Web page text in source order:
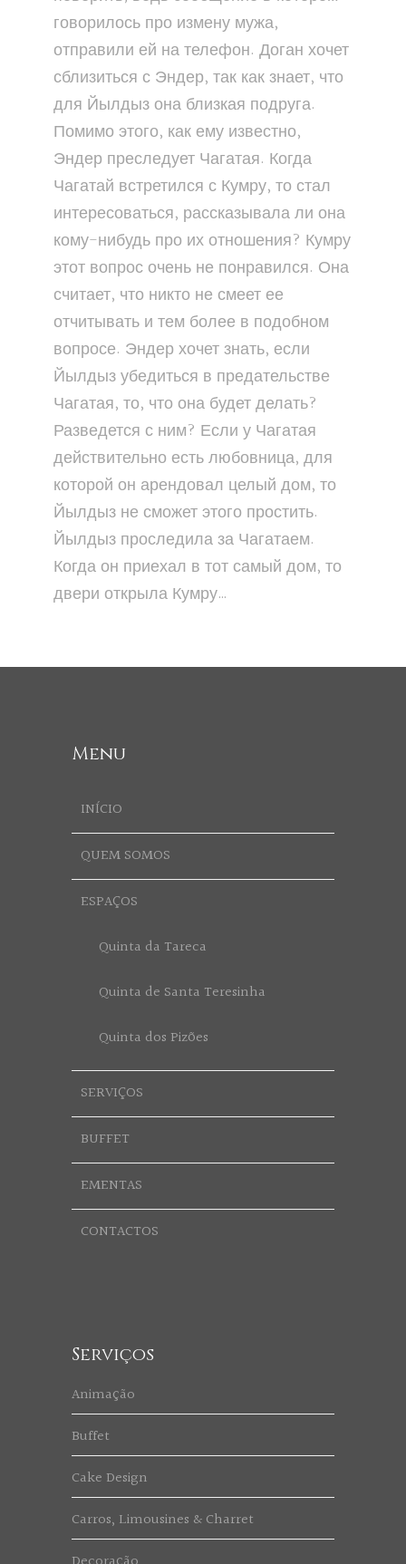
говорилось про измену мужа,
отправили ей на телефон. Доган хочет
сблизиться с Эндер, так как знает, что
для Йылдыз она близкая подруга.
Помимо этого, как ему известно,
Эндер преследует Чагатая. Когда
Чагатай встретился с Кумру, то стал
интересоваться, рассказывала ли она
кому-нибудь про их отношения? Кумру
этот вопрос очень не понравился. Она
считает, что никто не смеет ее
отчитывать и тем более в подобном
вопросе. Эндер хочет знать, если
Йылдыз убедиться в предательстве
Чагатая, то, что она будет делать?
Разведется с ним? Если у Чагатая
действительно есть любовница, для
которой он арендовал целый дом, то
Йылдыз не сможет этого простить.
Йылдыз проследила за Чагатаем.
Когда он приехал в тот самый дом, то
двери открыла Кумру…
Menu
INÍCIO
QUEM SOMOS
ESPAÇOS
Quinta da Tareca
Quinta de Santa Teresinha
Quinta dos Pizões
SERVIÇOS
BUFFET
EMENTAS
CONTACTOS
Serviços
Animação
Buffet
Cake Design
Carros, Limousines & Charret